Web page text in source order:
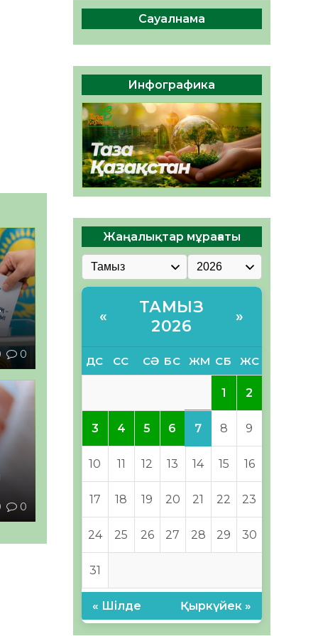
0
0
беруге дайын
ӘРБІР ДАУЫС – ҚОҒАМ
ДАМУЫНА ҚОСЫЛҒАН
ҮЛЕС
05.08.2026
39 0
Сауалнама
Инфографика
Жаңалықтар мұрағаты
«
ТАМЫЗ
2026
»
ДС СС СӘ БС ЖМ СБ ЖС
1 2
3 4 5 6 7 8 9
10 11 12 13 14 15 16
17 18 19 20 21 22 23
24 25 26 27 28 29 30
31
« Шілде Қыркүйек »